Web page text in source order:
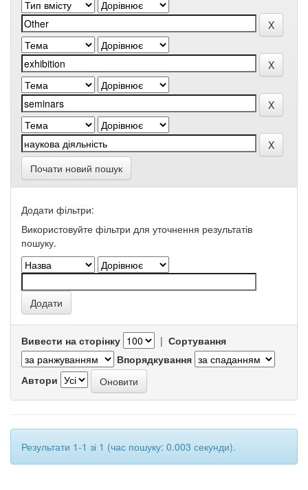
Почати новий пошук
Додати фільтри:
Використовуйте фільтри для уточнення результатів
пошуку.
Вивести на сторінку | Сортування
Впорядкування
Автори
Результати 1-1 зі 1 (час пошуку: 0.003 секунди).